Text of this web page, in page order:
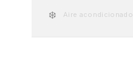
❄️ Aire acondicionado